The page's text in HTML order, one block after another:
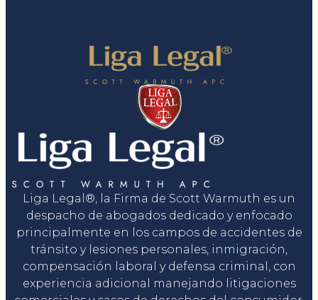
Liga Legal®, la Firma de Scott Warmuth es un
despacho de abogados dedicado y enfocado
principalmente en los campos de accidentes de
tránsito y lesiones personales, inmigración,
compensación laboral y defensa criminal, con
experiencia adicional manejando litigaciones